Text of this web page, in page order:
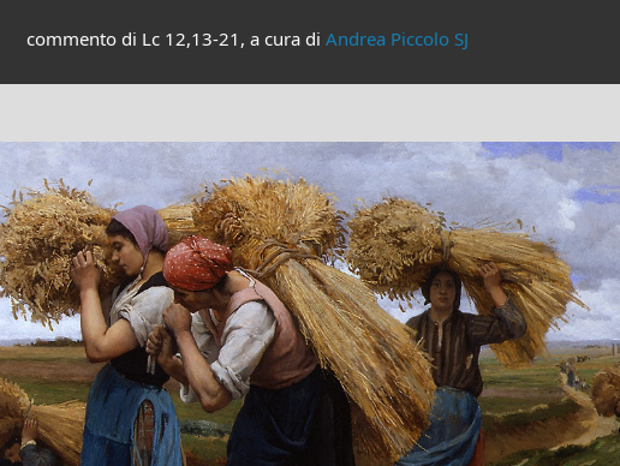
commento di Lc 12,13-21, a cura diAndrea Piccolo SJ